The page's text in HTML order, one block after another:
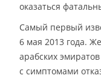
оказаться
Самый первый
6 мая 2013 года.
арабских
с симптомами